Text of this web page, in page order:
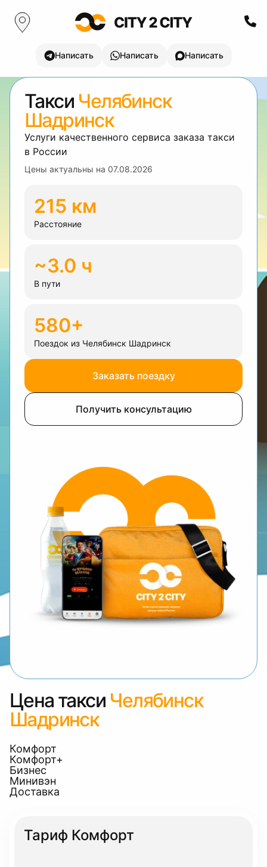
Написать Написать Написать
Такси Челябинск
Шадринск
Услуги качественного сервиса заказа такси
в России
Цены актуальны на 07.08.2026
215 км
Расстояние
~3.0 ч
В пути
580+
Поездок из Челябинск Шадринск
Заказать поездку
Получить консультацию
Цена такси Челябинск
Шадринск
Комфорт
Комфорт+
Бизнес
Минивэн
Доставка
Тариф Комфорт